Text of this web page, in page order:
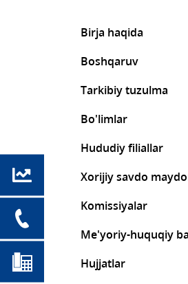
Birja haqida
Boshqaruv
Tarkibiy tuzulma
Bo'limlar
Hududiy filiallar
Xorijiy savdo
Komissiyalar
Me'yoriy-huquqiy
Hujjatlar